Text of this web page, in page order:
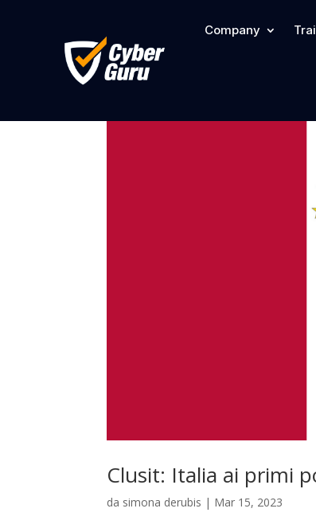
Company
Clusit: Italia ai primi
da simona derubis | Mar 15, 2023